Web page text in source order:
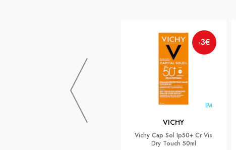
-3€
VICHY
Vichy Cap Sol Ip50+ Cr Vis
Dry Touch 50ml